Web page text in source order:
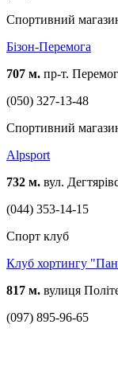
Спортивний
Бізон-Перемога
707 м. пр-т.
(050) 327-13-48
Спортивний
Alpsport
732 м. вул.
(044) 353-14-15
Спорт клуб
Клуб хортингу
817 м. вулиця
(097) 895-96-65